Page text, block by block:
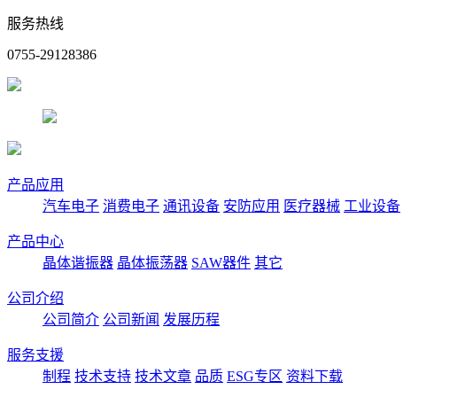
服务热线
0755-29128386
产品应用
汽车电子 消费电子 通讯设备 安防应用 医疗器械 工业设备
产品中心
晶体谐振器 晶体振荡器 SAW器件 其它
公司介绍
公司简介 公司新闻 发展历程
服务支援
制程 技术支持 技术文章 品质 ESG专区 资料下载